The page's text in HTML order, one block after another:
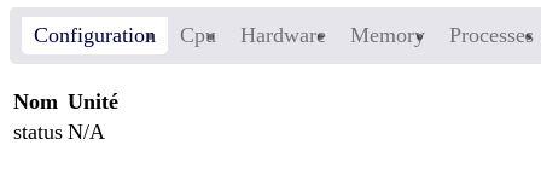
Configuration Cpu Hardware Memory Processes
Nom Unité
status N/A